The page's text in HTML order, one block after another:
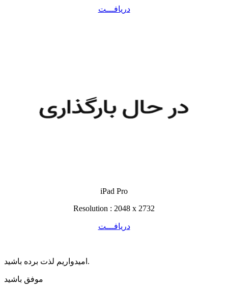
دریافـــت
iPad Pro
Resolution : 2048 x 2732
دریافـــت
امیدواریم لذت برده باشید.
موفق باشید